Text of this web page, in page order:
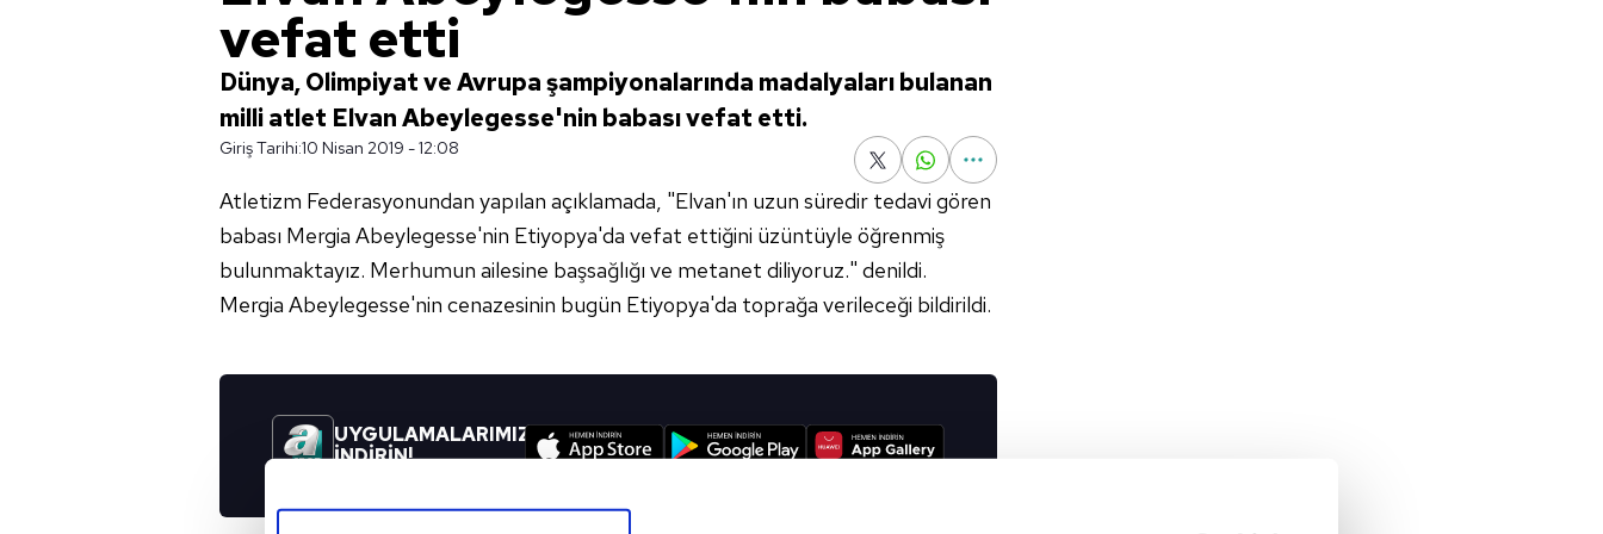
vefat etti
Dünya, Olimpiyat ve Avrupa şampiyonalarında madalyaları bulanan
milli atlet Elvan Abeylegesse'nin babası vefat etti.
Giriş Tarihi:10 Nisan 2019 - 12:08
Atletizm Federasyonundan yapılan açıklamada, "Elvan'ın uzun süredir tedavi gören
babası Mergia Abeylegesse'nin Etiyopya'da vefat ettiğini üzüntüyle öğrenmiş
bulunmaktayız. Merhumun ailesine başsağlığı ve metanet diliyoruz." denildi.
Mergia Abeylegesse'nin cenazesinin bugün Etiyopya'da toprağa verileceği bildirildi.
UYGULAMALARIMIZI
İNDİRİN!